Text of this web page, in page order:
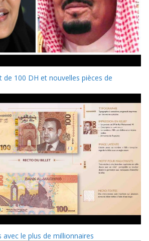
de 100 DH et nouvelles pièces de
avec le plus de millionnaires